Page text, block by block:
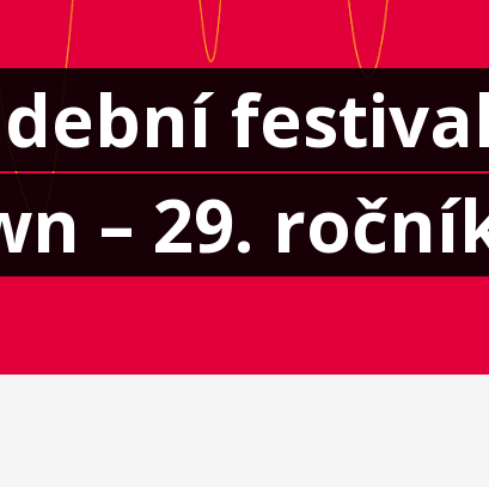
– 29.